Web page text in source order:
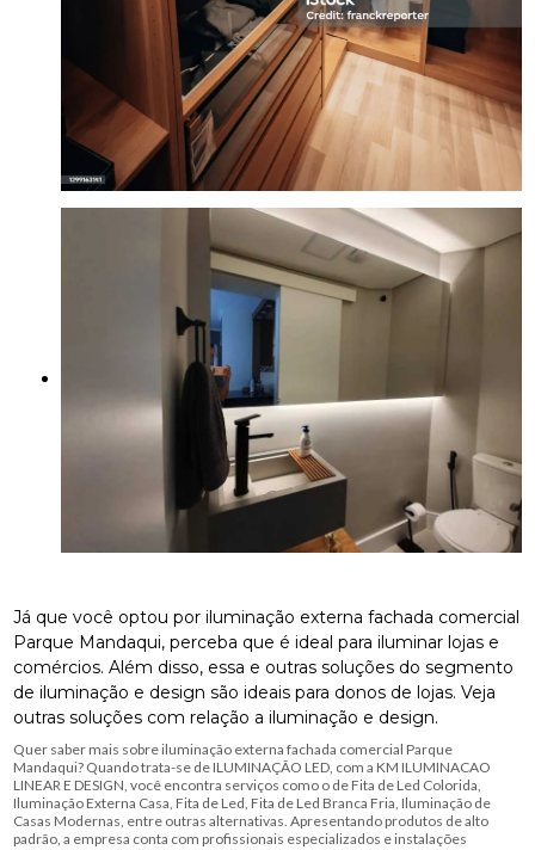
Já que você optou por iluminação externa fachada comercial
Parque Mandaqui, perceba que é ideal para iluminar lojas e
comércios. Além disso, essa e outras soluções do segmento
de iluminação e design são ideais para donos de lojas. Veja
outras soluções com relação a iluminação e design.
Quer saber mais sobre iluminação externa fachada comercial Parque
Mandaqui? Quando trata-se de ILUMINAÇÃO LED, com a KM ILUMINACAO
LINEAR E DESIGN, você encontra serviços como o de Fita de Led Colorida,
Iluminação Externa Casa, Fita de Led, Fita de Led Branca Fria, Iluminação de
Casas Modernas, entre outras alternativas. Apresentando produtos de alto
padrão, a empresa conta com profissionais especializados e instalações